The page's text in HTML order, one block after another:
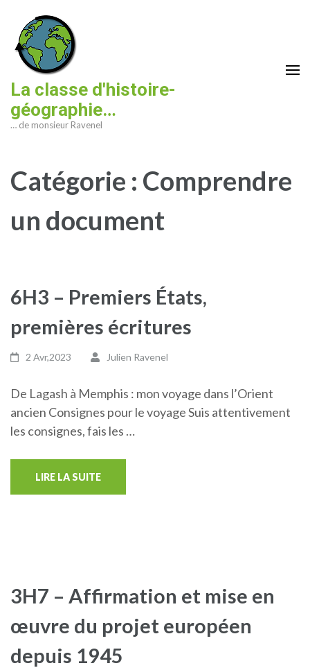
contenu
(Pressez
Entrée)
La classe d'histoire-
géographie…
… de monsieur Ravenel
Catégorie : Comprendre
un document
6H3 – Premiers États,
premières écritures
2 Avr,2023 Julien Ravenel
De Lagash à Memphis : mon voyage dans l’Orient
ancien Consignes pour le voyage Suis attentivement
les consignes, fais les …
LIRE LA SUITE
3H7 – Affirmation et mise en
œuvre du projet européen
depuis 1945